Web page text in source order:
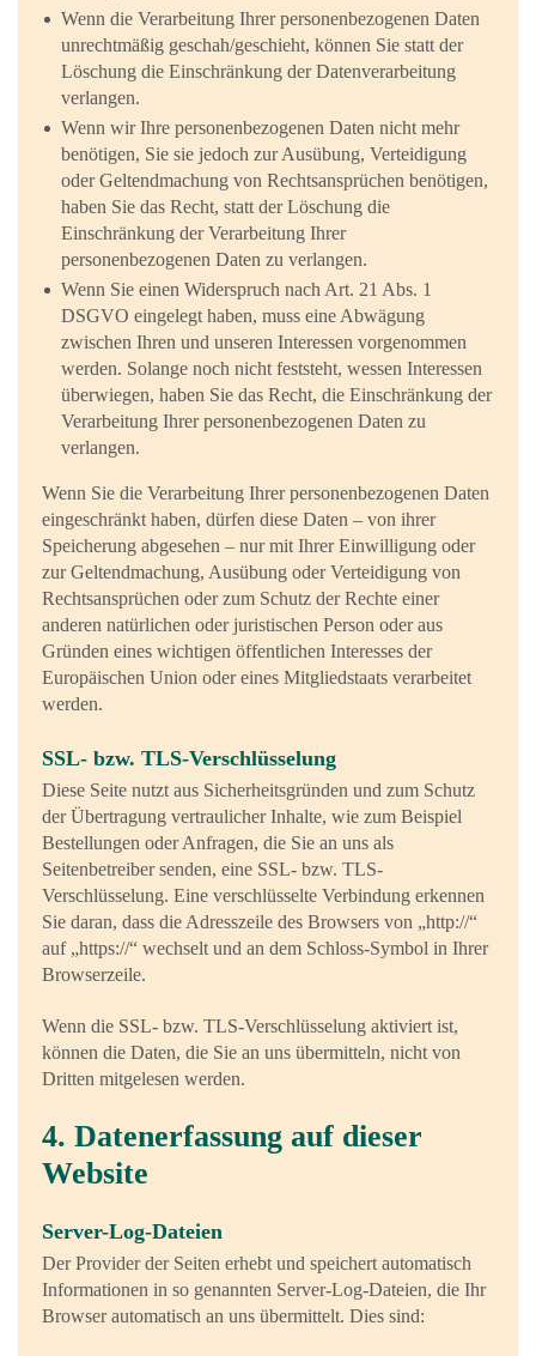
Wenn die Verarbeitung Ihrer personenbezogenen Daten
unrechtmäßig geschah/geschieht, können Sie statt der
Löschung die Einschränkung der Datenverarbeitung
verlangen.
Wenn wir Ihre personenbezogenen Daten nicht mehr
benötigen, Sie sie jedoch zur Ausübung, Verteidigung
oder Geltendmachung von Rechtsansprüchen benötigen,
haben Sie das Recht, statt der Löschung die
Einschränkung der Verarbeitung Ihrer
personenbezogenen Daten zu verlangen.
Wenn Sie einen Widerspruch nach Art. 21 Abs. 1
DSGVO eingelegt haben, muss eine Abwägung
zwischen Ihren und unseren Interessen vorgenommen
werden. Solange noch nicht feststeht, wessen Interessen
überwiegen, haben Sie das Recht, die Einschränkung der
Verarbeitung Ihrer personenbezogenen Daten zu
verlangen.
Wenn Sie die Verarbeitung Ihrer personenbezogenen Daten
eingeschränkt haben, dürfen diese Daten – von ihrer
Speicherung abgesehen – nur mit Ihrer Einwilligung oder
zur Geltendmachung, Ausübung oder Verteidigung von
Rechtsansprüchen oder zum Schutz der Rechte einer
anderen natürlichen oder juristischen Person oder aus
Gründen eines wichtigen öffentlichen Interesses der
Europäischen Union oder eines Mitgliedstaats verarbeitet
werden.
SSL- bzw. TLS-Verschlüsselung
Diese Seite nutzt aus Sicherheitsgründen und zum Schutz
der Übertragung vertraulicher Inhalte, wie zum Beispiel
Bestellungen oder Anfragen, die Sie an uns als
Seitenbetreiber senden, eine SSL- bzw. TLS-
Verschlüsselung. Eine verschlüsselte Verbindung erkennen
Sie daran, dass die Adresszeile des Browsers von „http://“
auf „https://“ wechselt und an dem Schloss-Symbol in Ihrer
Browserzeile.
Wenn die SSL- bzw. TLS-Verschlüsselung aktiviert ist,
können die Daten, die Sie an uns übermitteln, nicht von
Dritten mitgelesen werden.
4. Datenerfassung auf dieser
Website
Server-Log-Dateien
Der Provider der Seiten erhebt und speichert automatisch
Informationen in so genannten Server-Log-Dateien, die Ihr
Browser automatisch an uns übermittelt. Dies sind: